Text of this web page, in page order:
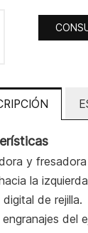
y
la
de rejilla.
del